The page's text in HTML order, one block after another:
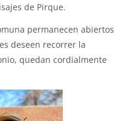
de Pirque.
permanecen abiertos
deseen recorrer la
quedan cordialmente